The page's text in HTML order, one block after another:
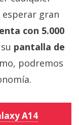
gran
con 5.000
pantalla de
podremos
A14